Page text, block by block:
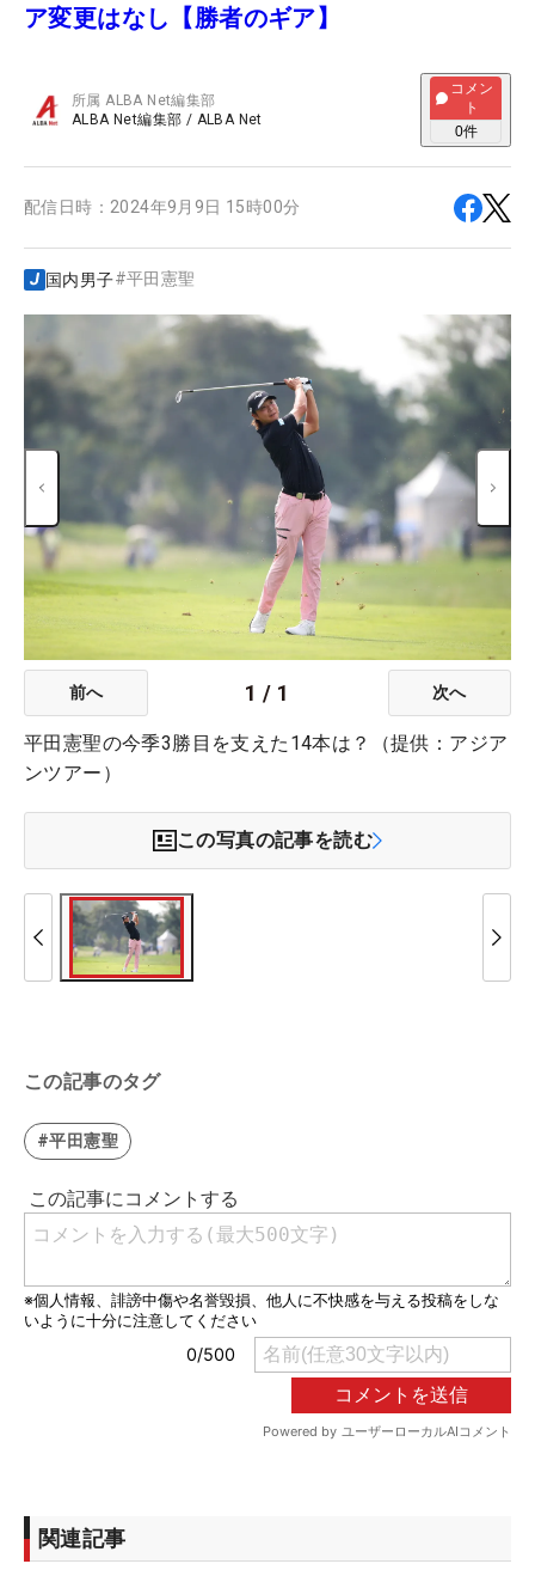
ア変更はなし【勝者のギア】
所属ALBA Net編集部
ALBA Net編集部 / ALBA Net
コメン
ト
0件
配信日時： 2024年9月9日 15時00分
国内男子#平田憲聖
前へ 1 / 1 次へ
平田憲聖の今季3勝目を支えた14本は？（提供：アジア
ンツアー）
この写真の記事を読む
この記事のタグ
#平田憲聖
関連記事